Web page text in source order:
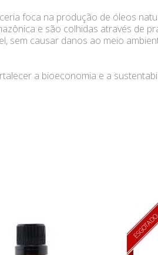
foca na produção de óleos
e são colhidas através de
sem causar danos ao meio
a bioeconomia e a